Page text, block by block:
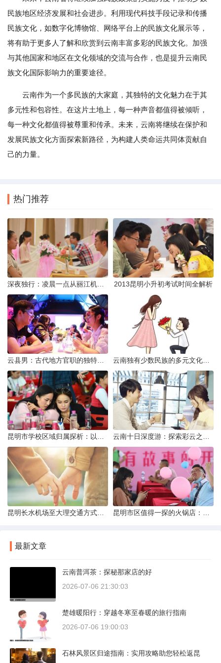
民族地区经济发展和社会进步。利用现代科技手段记录和传播
民族文化，如数字化博物馆、网络平台上的民族文化展示等，
将有助于更多人了解和欣赏到云南丰富多彩的民族文化。加强
与其他国家和地区在文化领域的交流与合作，也是提升云南民
族文化国际影响力的重要途径。
云南作为一个多民族的大家庭，其独特的文化魅力在于其
多元性和包容性。在这片土地上，每一种声音都值得被倾听，
每一种文化都值得被尊重和传承。未来，云南将继续在保护和
发展民族文化方面探索新路径，为构建人类命运共同体贡献自
己的力量。
热门推荐
2013昆明小升初考试时间全解析
最新文章
云南普洱茶：探秘那家店的好
2026-07-06 21:30:03
楚雄暖阳行：穿越冬寒至春暖的旅行指南
2026-07-06 19:00:03
石林风景区归途指南：实用攻略助您轻松返昆